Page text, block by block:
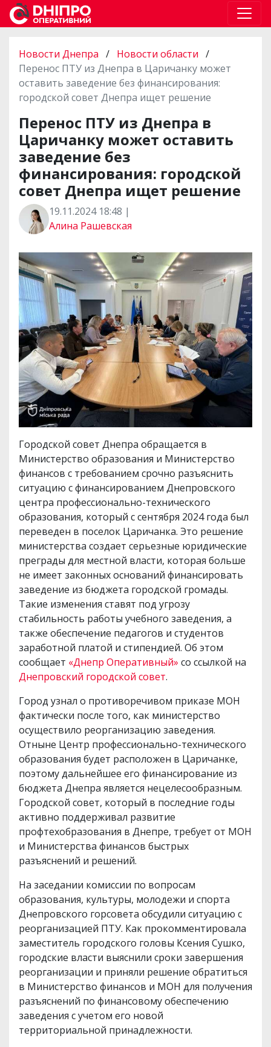
Новости Днепра / Новости области /
Перенос ПТУ из Днепра в Царичанку может
оставить заведение без финансирования:
городской совет Днепра ищет решение
Перенос ПТУ из Днепра в
Царичанку может оставить
заведение без
финансирования: городской
совет Днепра ищет решение
19.11.2024 18:48 |
Алина Рашевская
Городской совет Днепра обращается в
Министерство образования и Министерство
финансов с требованием срочно разъяснить
ситуацию с финансированием Днепровского
центра профессионально-технического
образования, который с сентября 2024 года был
переведен в поселок Царичанка. Это решение
министерства создает серьезные юридические
преграды для местной власти, которая больше
не имеет законных оснований финансировать
заведение из бюджета городской громады.
Такие изменения ставят под угрозу
стабильность работы учебного заведения, а
также обеспечение педагогов и студентов
заработной платой и стипендией. Об этом
сообщает «Днепр Оперативный» со ссылкой на
Днепровский городской совет.
Город узнал о противоречивом приказе МОН
фактически после того, как министерство
осуществило реорганизацию заведения.
Отныне Центр профессионально-технического
образования будет расположен в Царичанке,
поэтому дальнейшее его финансирование из
бюджета Днепра является нецелесообразным.
Городской совет, который в последние годы
активно поддерживал развитие
профтехобразования в Днепре, требует от МОН
и Министерства финансов быстрых
разъяснений и решений.
На заседании комиссии по вопросам
образования, культуры, молодежи и спорта
Днепровского горсовета обсудили ситуацию с
реорганизацией ПТУ. Как прокомментировала
заместитель городского головы Ксения Сушко,
городские власти выяснили сроки завершения
реорганизации и приняли решение обратиться
в Министерство финансов и МОН для получения
разъяснений по финансовому обеспечению
заведения с учетом его новой
территориальной принадлежности.